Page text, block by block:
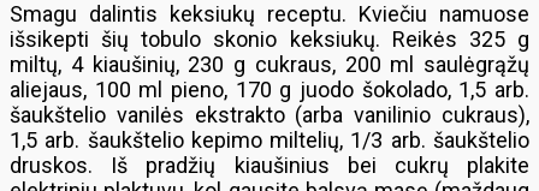
Smagu dalintis keksiukų receptu. Kviečiu namuose
išsikepti šių tobulo skonio keksiukų. Reikės 325 g
miltų, 4 kiaušinių, 230 g cukraus, 200 ml saulėgrąžų
aliejaus, 100 ml pieno, 170 g juodo šokolado, 1,5 arb.
šaukštelio vanilės ekstrakto (arba vanilinio cukraus),
1,5 arb. šaukštelio kepimo miltelių, 1/3 arb. šaukštelio
druskos. Iš pradžių kiaušinius bei cukrų plakite